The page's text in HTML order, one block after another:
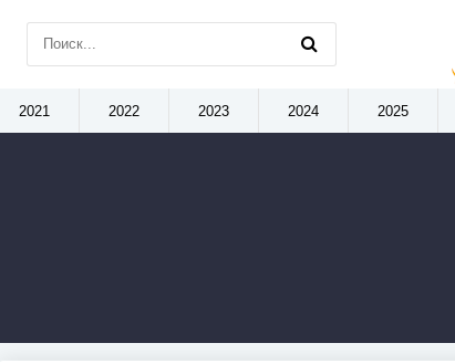
2021 2022 2023 2024 2025